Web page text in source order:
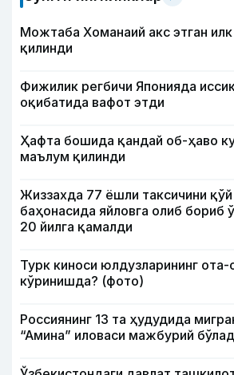
Можтаба Хоманаий акс этган
қилинди
Фижилик регбичи Японияда
оқибатида вафот этди
Ҳафта бошида қандай об-ҳаво
маълум қилинди
Жиззахда 77 ёшли таксичини
баҳонасида яйловга олиб бориб
20 йилга қамалди
Турк киноси юлдузларининг ота-
кўринишда? (фото)
Россиянинг 13 та ҳудудида
“Амина” иловаси мажбурий